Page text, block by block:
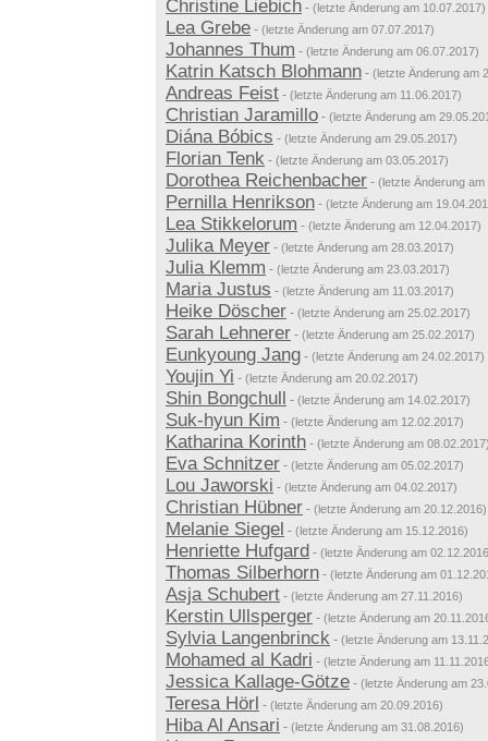
Christine Liebich - (letzte Änderung am 10.07.2017)
Lea Grebe - (letzte Änderung am 07.07.2017)
Johannes Thum - (letzte Änderung am 06.07.2017)
Katrin Katsch Blohmann - (letzte Änderung am
Andreas Feist - (letzte Änderung am 11.06.2017)
Christian Jaramillo - (letzte Änderung am
Diána Bóbics - (letzte Änderung am 29.05.2017)
Florian Tenk - (letzte Änderung am 03.05.2017)
Dorothea Reichenbacher - (letzte Änderung am
Pernilla Henrikson - (letzte Änderung am
Lea Stikkelorum - (letzte Änderung am 12.04.2017)
Julika Meyer - (letzte Änderung am 28.03.2017)
Julia Klemm - (letzte Änderung am 23.03.2017)
Maria Justus - (letzte Änderung am 11.03.2017)
Heike Döscher - (letzte Änderung am 25.02.2017)
Sarah Lehnerer - (letzte Änderung am 25.02.2017)
Eunkyoung Jang - (letzte Änderung am 24.02.2017)
Youjin Yi - (letzte Änderung am 20.02.2017)
Shin Bongchull - (letzte Änderung am 14.02.2017)
Suk-hyun Kim - (letzte Änderung am 12.02.2017)
Katharina Korinth - (letzte Änderung am
Eva Schnitzer - (letzte Änderung am 05.02.2017)
Lou Jaworski - (letzte Änderung am 04.02.2017)
Christian Hübner - (letzte Änderung am 20.12.2016)
Melanie Siegel - (letzte Änderung am 15.12.2016)
Henriette Hufgard - (letzte Änderung am
Thomas Silberhorn - (letzte Änderung am
Asja Schubert - (letzte Änderung am 27.11.2016)
Kerstin Ullsperger - (letzte Änderung am
Sylvia Langenbrinck - (letzte Änderung am
Mohamed al Kadri - (letzte Änderung am
Jessica Kallage-Götze - (letzte Änderung am
Teresa Hörl - (letzte Änderung am 20.09.2016)
Hiba Al Ansari - (letzte Änderung am 31.08.2016)